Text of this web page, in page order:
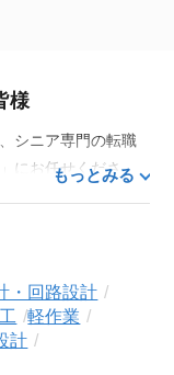
様
シニア専門の転職
にお任せくださ
もっとみる
・回路設計
軽作業
計